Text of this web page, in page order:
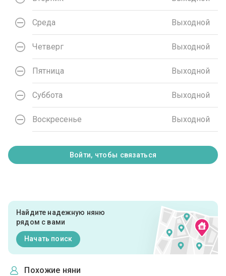
Среда Выходной
Четверг Выходной
Пятница Выходной
Суббота Выходной
Воскресенье Выходной
Войти, чтобы связаться
Найдите надежную няню
рядом с вами
Начать поиск
Похожие няни